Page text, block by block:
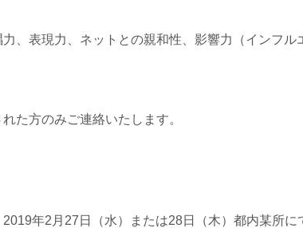
、表現力、ネットとの親和性、影響力（インフル
た方のみご連絡いたします。
年2月27日（水）または28日（木）都内某所に